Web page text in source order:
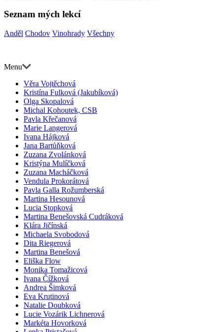
Seznam mých lekcí
Anděl Chodov Vinohrady Všechny
Menu
Věra Vojtěchová
Kristína Fulková (Jakubíková)
Olga Skopalová
Michal Kohoutek, CSB
Pavla Křečanová
Marie Langerová
Ivana Hájková
Jana Bartůňková
Zuzana Zvolánková
Kristýna Mulíčková
Zuzana Macháčková
Vendula Prokorátová
Pavla Galla Rožumberská
Martina Hesounová
Lucia Stopková
Martina Benešovská Cudráková
Klára Jičínská
Michaela Svobodová
Dita Riegerová
Martina Benešová
Eliška Flow
Monika Tomažicová
Ivana Čížková
Andrea Šimková
Eva Krutinová
Natalie Doubková
Lucie Vozárik Lichnerová
Markéta Hovorková